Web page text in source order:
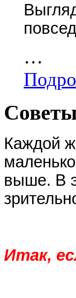
…
Каждой
выше. В
Итак,